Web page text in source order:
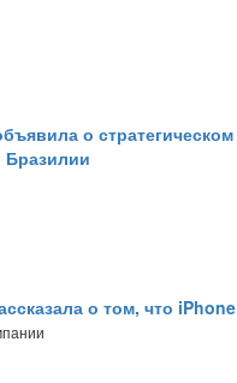
о
Бразилии
о том, что